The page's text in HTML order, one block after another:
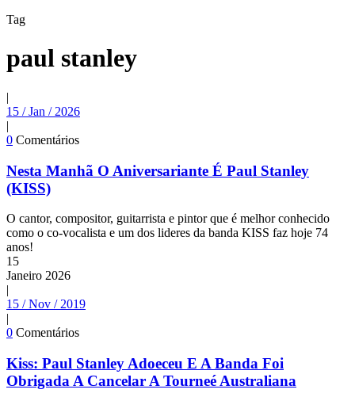
Tag
paul stanley
|
15 / Jan / 2026
|
0 Comentários
Nesta Manhã O Aniversariante É Paul Stanley
(KISS)
O cantor, compositor, guitarrista e pintor que é melhor conhecido
como o co-vocalista e um dos lideres da banda KISS faz hoje 74
anos!
15
Janeiro 2026
|
15 / Nov / 2019
|
0 Comentários
Kiss: Paul Stanley Adoeceu E A Banda Foi
Obrigada A Cancelar A Tourneé Australiana